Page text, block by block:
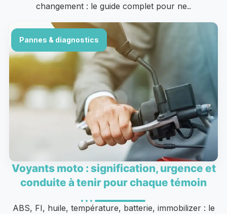
changement : le guide complet pour ne..
Pannes & diagnostics
Voyants moto : signification, urgence et
conduite à tenir pour chaque témoin
ABS, FI, huile, température, batterie, immobilizer : le